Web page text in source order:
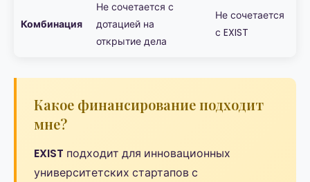
Комбинация
Не сочетается с
дотацией на
открытие дела
Не сочетается
с EXIST
Какое финансирование подходит
мне?
EXIST подходит для инновационных
университетских стартапов с